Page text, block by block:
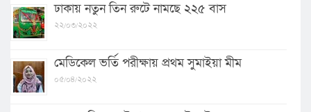
ঢাকায় নতুন তিন রুটে নামছে ২২৫ বাস
২২/০৩/২০২২
মেডিকেল ভর্তি পরীক্ষায় প্রথম সুমাইয়া মীম
০৫/০৪/২০২২